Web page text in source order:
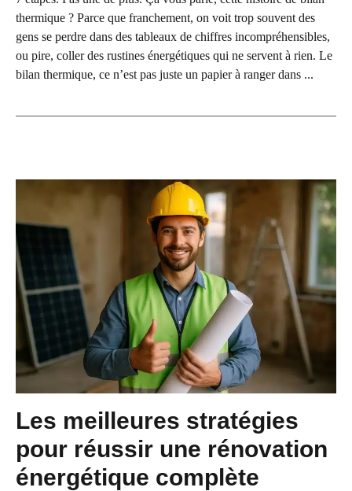
thermique ? Parce que franchement, on voit trop souvent des
gens se perdre dans des tableaux de chiffres incompréhensibles,
ou pire, coller des rustines énergétiques qui ne servent à rien. Le
bilan thermique, ce n’est pas juste un papier à ranger dans ...
Les meilleures stratégies
pour réussir une rénovation
énergétique complète